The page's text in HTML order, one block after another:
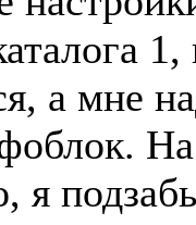
а мне
я